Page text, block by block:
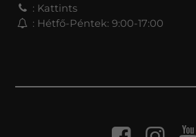
: Kattints
: Hétfő-Péntek: 9:00-17:00